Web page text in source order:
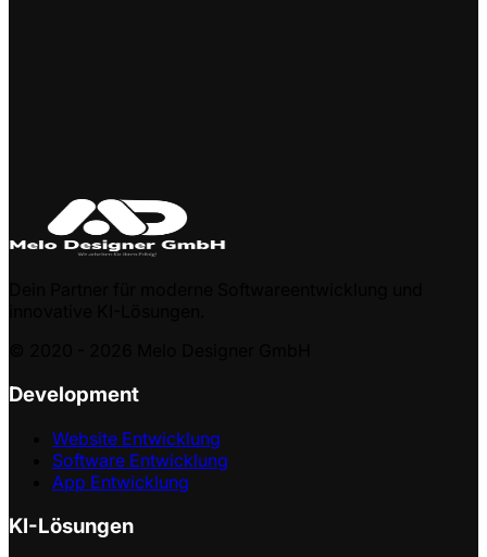
Development
Website Entwicklung
Software Entwicklung
App Entwicklung
KI-Lösungen